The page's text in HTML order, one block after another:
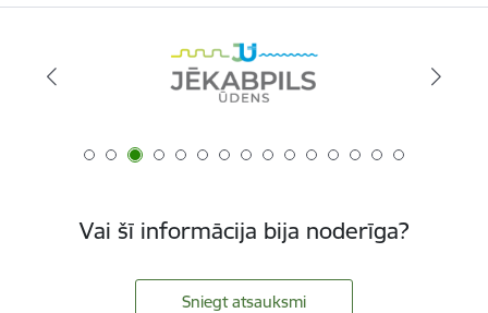
Vai šī informācija bija noderīga?
Sniegt atsauksmi